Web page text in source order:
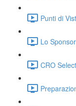
Punti di
Lo
CRO